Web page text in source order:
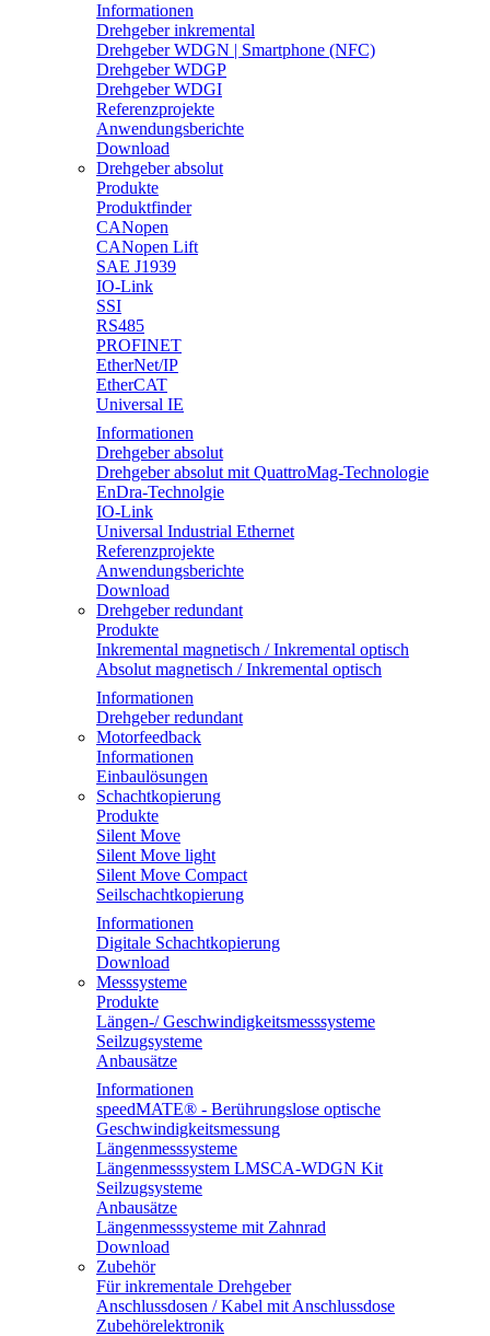
Informationen
Drehgeber inkremental
Drehgeber WDGN | Smartphone (NFC)
Drehgeber WDGP
Drehgeber WDGI
Referenzprojekte
Anwendungsberichte
Download
Drehgeber absolut
Produkte
Produktfinder
CANopen
CANopen Lift
SAE J1939
IO-Link
SSI
RS485
PROFINET
EtherNet/IP
EtherCAT
Universal IE
Informationen
Drehgeber absolut
Drehgeber absolut mit QuattroMag-Technologie
EnDra-Technolgie
IO-Link
Universal Industrial Ethernet
Referenzprojekte
Anwendungsberichte
Download
Drehgeber redundant
Produkte
Inkremental magnetisch / Inkremental optisch
Absolut magnetisch / Inkremental optisch
Informationen
Drehgeber redundant
Motorfeedback
Informationen
Einbaulösungen
Schachtkopierung
Produkte
Silent Move
Silent Move light
Silent Move Compact
Seilschachtkopierung
Informationen
Digitale Schachtkopierung
Download
Messsysteme
Produkte
Längen-/ Geschwindigkeitsmesssysteme
Seilzugsysteme
Anbausätze
Informationen
speedMATE® - Berührungslose optische
Geschwindigkeitsmessung
Längenmesssysteme
Längenmesssystem LMSCA-WDGN Kit
Seilzugsysteme
Anbausätze
Längenmesssysteme mit Zahnrad
Download
Zubehör
Für inkrementale Drehgeber
Anschlussdosen / Kabel mit Anschlussdose
Zubehörelektronik